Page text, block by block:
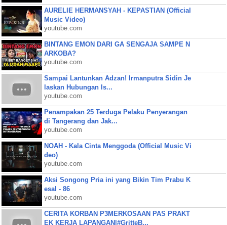
AURELIE HERMANSYAH - KEPASTIAN (Official
Music Video)
youtube.com
BINTANG EMON DARI GA SENGAJA SAMPE N
ARKOBA?
youtube.com
Sampai Lantunkan Adzan! Irmanputra Sidin Je
laskan Hubungan Is...
youtube.com
Penampakan 25 Terduga Pelaku Penyerangan
di Tangerang dan Jak...
youtube.com
NOAH - Kala Cinta Menggoda (Official Music Vi
deo)
youtube.com
Aksi Songong Pria ini yang Bikin Tim Prabu K
esal - 86
youtube.com
CERITA KORBAN P3MERKOSAAN PAS PRAKT
EK KERJA LAPANGAN|#GritteB...